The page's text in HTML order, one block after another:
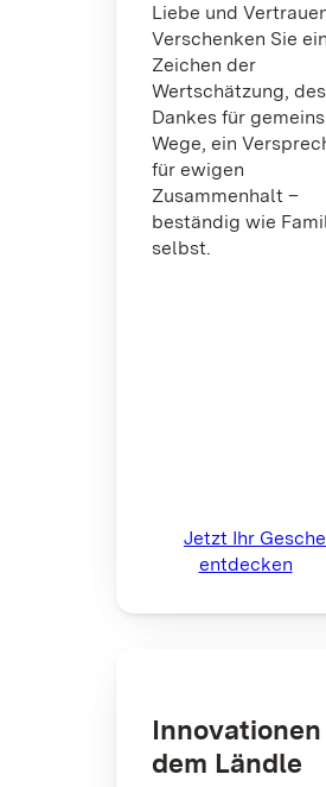
Liebe und
Verschenken Sie ein
Zeichen der
Wertschätzung, des
Dankes für
Wege, ein
für ewigen
Zusammenhalt –
beständig wie
selbst.
Jetzt Ihr
entdecken
dem Ländle